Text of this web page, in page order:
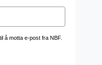
å motta e-post fra NBF.